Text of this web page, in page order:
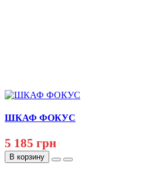
ШКАФ ФОКУС
5 185 грн
В корзину